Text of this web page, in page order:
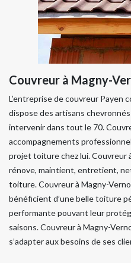
Couvreur à Magny-
​​​​​​​L’entreprise de couvreur Payen
dispose des artisans
intervenir dans tout le 70.
accompagnements
projet toiture chez lui. Couvreur
rénove, maintient, entretient,
toiture. Couvreur à Magny-
bénéficient d’une belle toiture
performante pouvant leur
saisons. Couvreur à Magny-
s’adapter aux besoins de ses